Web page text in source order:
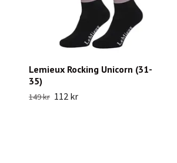
Lemieux Rocking Unicorn (31-
35)
149 kr 112 kr